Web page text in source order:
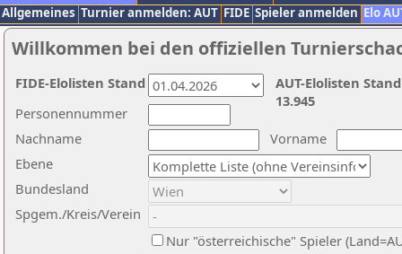
Allgemeines Turnier anmelden: AUT FIDE Spieler anmelden Elo
Willkommen bei den offiziellen
Nachname
Vorname
Ebene
Personennummer
Bundesland
Spgem./Kreis/Verein
Nur "österreichische" Spieler
AUT-Elolisten
13.945
FIDE-Elolisten Stand